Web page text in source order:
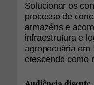
Solucionar os
processo de
armazéns e
infraestrutura e
agropecuária em
crescendo como